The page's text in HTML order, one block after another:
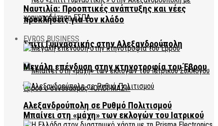
Σπίτι Γυμναστικής στην Αλεξανδρούπολη
Μπαίνει στη «μάχη» των εκλογών του Ιατρικού
Ναυτιλία: Προοπτικές ανάπτυξης και νέες
προκλήσεις για τον κλάδο
EVROS BUSINESS
Μεγάλη επένδυση στην κτηνοτροφία του Έβρου
Αλεξανδρούπολη σε Ρυθμό Πολιτισμού